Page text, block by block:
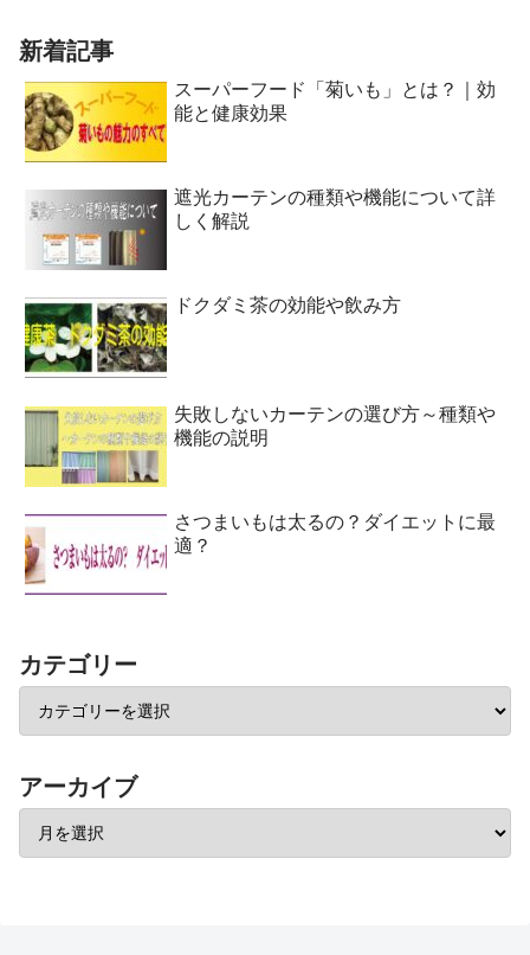
新着記事
スーパーフード「菊いも」とは？｜効
能と健康効果
遮光カーテンの種類や機能について詳
しく解説
ドクダミ茶の効能や飲み方
失敗しないカーテンの選び方～種類や
機能の説明
さつまいもは太るの？ダイエットに最
適？
カテゴリー
アーカイブ